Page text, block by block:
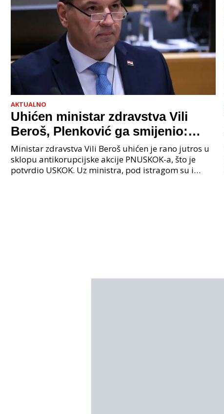
AKTUALNO
Uhićen ministar zdravstva Vili
Beroš, Plenković ga smijenio:
Istraga USKOK-a zbog korupcije
Ministar zdravstva Vili Beroš uhićen je rano jutros u
sklopu antikorupcijske akcije PNUSKOK-a, što je
potvrdio USKOK. Uz ministra, pod istragom su i